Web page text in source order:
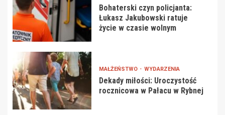
Bohaterski czyn policjanta:
Łukasz Jakubowski ratuje
życie w czasie wolnym
MAŁŻEŃSTWO WYDARZENIA
Dekady miłości: Uroczystość
rocznicowa w Pałacu w Rybnej